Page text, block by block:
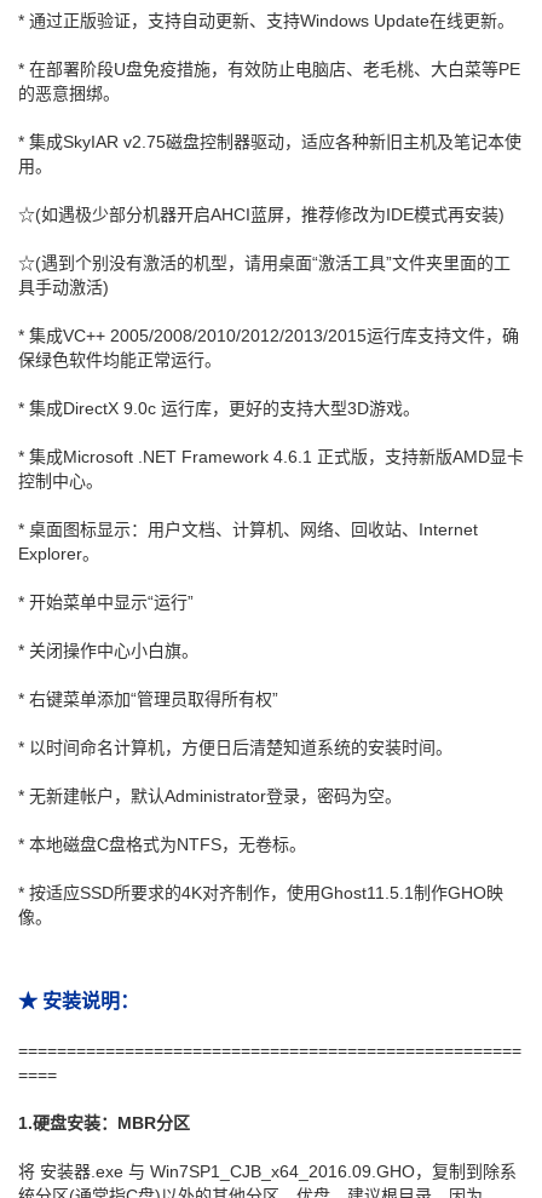
* 通过正版验证，支持自动更新、支持Windows Update在线更新。
* 在部署阶段U盘免疫措施，有效防止电脑店、老毛桃、大白菜等PE
的恶意捆绑。
* 集成SkyIAR v2.75磁盘控制器驱动，适应各种新旧主机及笔记本使
用。
☆(如遇极少部分机器开启AHCI蓝屏，推荐修改为IDE模式再安装)
☆(遇到个别没有激活的机型，请用桌面“激活工具”文件夹里面的工
具手动激活)
* 集成VC++ 2005/2008/2010/2012/2013/2015运行库支持文件，确
保绿色软件均能正常运行。
* 集成DirectX 9.0c 运行库，更好的支持大型3D游戏。
* 集成Microsoft .NET Framework 4.6.1 正式版，支持新版AMD显卡
控制中心。
* 桌面图标显示：用户文档、计算机、网络、回收站、Internet
Explorer。
* 开始菜单中显示“运行”
* 关闭操作中心小白旗。
* 右键菜单添加“管理员取得所有权”
* 以时间命名计算机，方便日后清楚知道系统的安装时间。
* 无新建帐户，默认Administrator登录，密码为空。
* 本地磁盘C盘格式为NTFS，无卷标。
* 按适应SSD所要求的4K对齐制作，使用Ghost11.5.1制作GHO映
像。
★ 安装说明：
====================================================
====
1.硬盘安装：MBR分区
将 安装器.exe 与 Win7SP1_CJB_x64_2016.09.GHO，复制到除系